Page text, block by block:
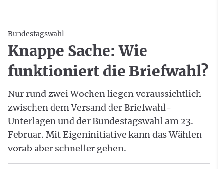
Bundestagswahl
Knappe Sache: Wie
funktioniert die Briefwahl?
Nur rund zwei Wochen liegen voraussichtlich
zwischen dem Versand der Briefwahl-
Unterlagen und der Bundestagswahl am 23.
Februar. Mit Eigeninitiative kann das Wählen
vorab aber schneller gehen.